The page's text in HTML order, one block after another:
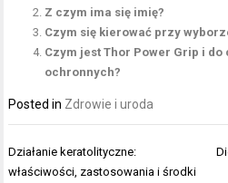
Z czym ima się imię?
Czym się kierować przy
Czym jest Thor Power Grip i
ochronnych?
Posted in Zdrowie i uroda
Nawigacja
wpisu
Działanie keratolityczne:
właściwości, zastosowania i środki